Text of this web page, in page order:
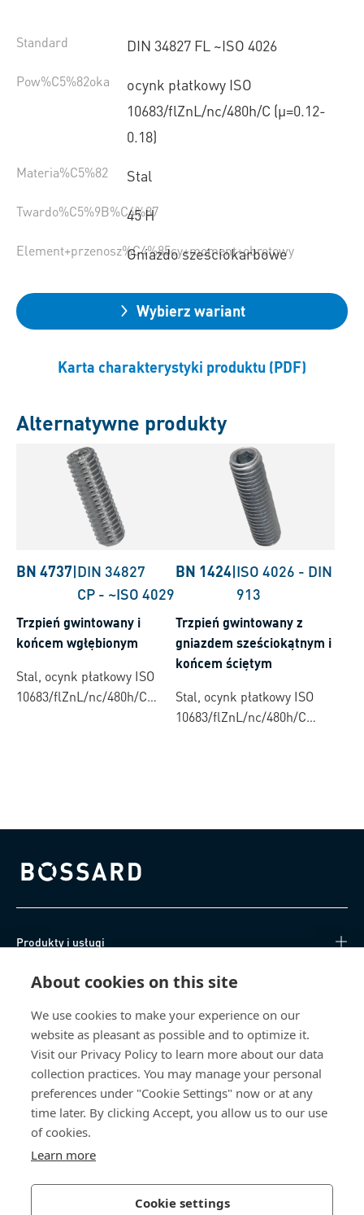
About cookies on this site
We use cookies to make your experience on our
website as pleasant as possible and to optimize it.
Visit our Privacy Policy to learn more about our data
collection practices. You may manage your personal
preferences under "Cookie Settings" now or at any
time later. By clicking Accept, you allow us to our use
of cookies.
Learn more
Cookie settings
Standard DIN 34827 FL ~ISO 4026
Pow%C5%82oka
ocynk płatkowy ISO
10683/flZnL/nc/480h/C (µ=0.12-
0.18)
Materia%C5%82 Stal
Twardo%C5%9B%C4%87
45 H
Element+przenosz%C4%85cy+moment+obrotowy
Gniazdo sześciokarbowe
Wybierz wariant
Karta charakterystyki produktu (PDF)
Alternatywne produkty
BN 4737|DIN 34827
CP - ~ISO 4029
Trzpień gwintowany i
końcem wgłębionym
Stal, ocynk płatkowy ISO
10683/flZnL/nc/480h/C
BN 1424|ISO 4026 - DIN
913
Trzpień gwintowany z
gniazdem sześciokątnym i
końcem ściętym
Stal, ocynk płatkowy ISO
10683/flZnL/nc/480h/C
Bossard homepage
Produkty i usługi
Centrum Wiedzy
Bezpośredni dostęp
Bossard Poland